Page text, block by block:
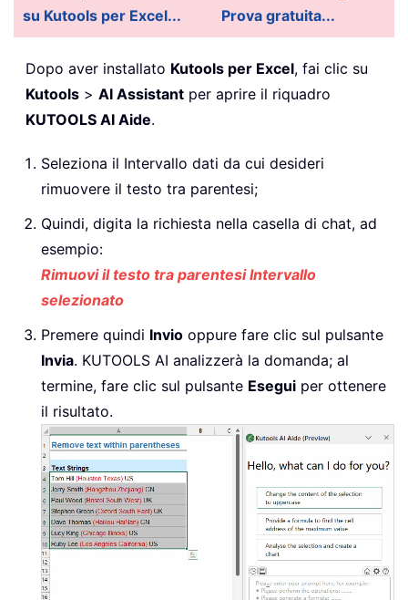
su Kutools per Excel...
Prova gratuita...
Dopo aver installato Kutools per Excel, fai clic su
Kutools > AI Assistant per aprire il riquadro
KUTOOLS AI Aide.
Seleziona il Intervallo dati da cui desideri
rimuovere il testo tra parentesi;
Quindi, digita la richiesta nella casella di chat, ad
esempio:
Rimuovi il testo tra parentesi Intervallo
selezionato
Premere quindi Invio oppure fare clic sul pulsante
Invia. KUTOOLS AI analizzerà la domanda; al
termine, fare clic sul pulsante Esegui per ottenere
il risultato.